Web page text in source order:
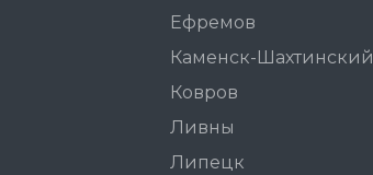
Ефремов
Каменск-Шахтинский
Ковров
Ливны
Липецк